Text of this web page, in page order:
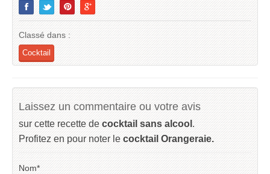
Classé dans :
Cocktail
Laissez un commentaire ou votre avis
sur cette recette de cocktail sans alcool .
Profitez en pour noter le cocktail Orangeraie.
Nom*